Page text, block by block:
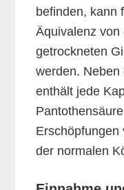
befinden, kann
Äquivalenz
getrockneten
werden.
enthält jede
Erschöpfungen
der normalen